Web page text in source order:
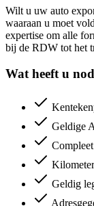
Wilt u uw auto
waaraan u moet
expertise om alle
bij de RDW tot het
Wat heeft u
Geldige
Geldig